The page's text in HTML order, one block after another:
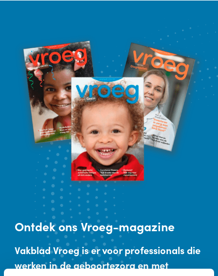
Ontdekons Vroeg-magazine
Vakblad Vroeg is er voor professionals die
werken in de geboortezorg en met